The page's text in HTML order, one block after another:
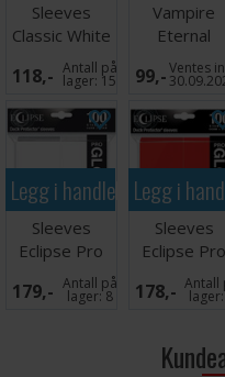
Sleeves
Classic White
x100 - 63x88
m/box
118,- Antall på
lager: 15
Vampire
Eternal
Struggle
Sleeves
99,-Ventes
Legg i handlekurven
Sleeves
Eclipse Pro
Gloss Hvit
x100
179,- Antall på
lager:8
Legg i
Sleeves
Eclipse Pro
Gloss Rød
x100
178,- Antall
lager: